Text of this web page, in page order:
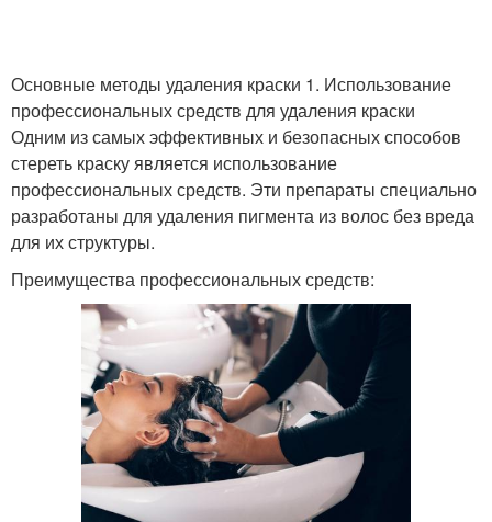
Основные методы удаления краски 1. Использование
профессиональных средств для удаления краски
Одним из самых эффективных и безопасных способов
стереть краску является использование
профессиональных средств. Эти препараты специально
разработаны для удаления пигмента из волос без вреда
для их структуры.
Преимущества профессиональных средств: